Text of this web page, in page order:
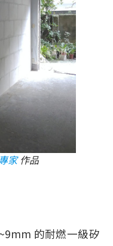
家作品
的耐燃一級矽